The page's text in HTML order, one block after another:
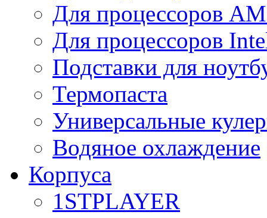
Для процессоров
Для процессоров
Подставки для
Термопаста
Универсальные
Водяное охлаждение
Корпуса
1STPLAYER